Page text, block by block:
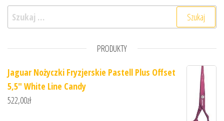
Szukaj:
PRODUKTY
Jaguar Nożyczki Fryzjerskie Pastell Plus Offset
5,5" White Line Candy
522,00zł